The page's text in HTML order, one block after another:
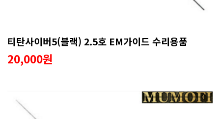
티탄사이버5(블랙) 2.5호 EM가이드 수리용품
20,000원